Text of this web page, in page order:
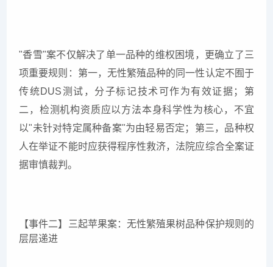
"香雪"案不仅解决了单一品种的维权困境，更确立了三
项重要规则：第一，无性繁殖品种的同一性认定不囿于
传统DUS测试，分子标记技术可作为有效证据；第
二，检测机构资质应以方法本身科学性为核心，不宜
以"未针对特定属种备案"为由轻易否定；第三，品种权
人在举证不能时应获得程序性救济，法院应综合全案证
据审慎裁判。
【事件二】三起苹果案：无性繁殖果树品种保护规则的
层层递进